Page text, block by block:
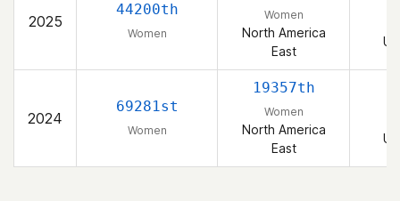
2025
44200th
Women
Women
North America
East
2024
69281st
Women
19357th
Women
North America
East